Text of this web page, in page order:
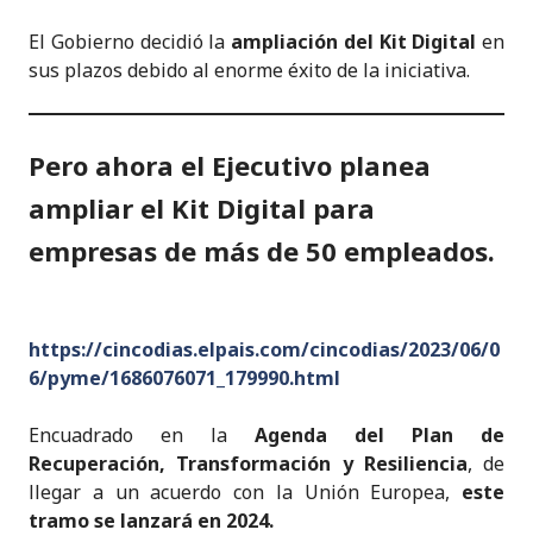
El Gobierno decidió la ampliación del Kit Digital en
sus plazos debido al enorme éxito de la iniciativa.
Pero ahora el Ejecutivo planea
ampliar el Kit Digital para
empresas de más de 50 empleados.
https://cincodias.elpais.com/cincodias/2023/06/0
6/pyme/1686076071_179990.html
Encuadrado en la Agenda del Plan de
Recuperación, Transformación y Resiliencia, de
llegar a un acuerdo con la Unión Europea, este
tramo se lanzará en 2024.